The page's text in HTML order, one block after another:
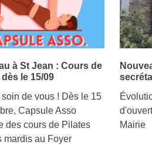
à St Jean : Cours de
dès le 15/09
soin de vous ! Dès le 15
Capsule Asso
des cours de Pilates
mardis au Foyer
Mairie